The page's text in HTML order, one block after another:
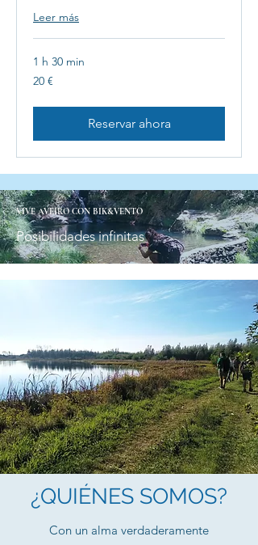
Leer más
1 h 30 min
20
euros
20 €
Reservar ahora
VIVE AVEIRO CON BIK&VENTO
Posibilidades infinitas
¿QUIÉNES SOMOS?
Con un alma verdaderamente